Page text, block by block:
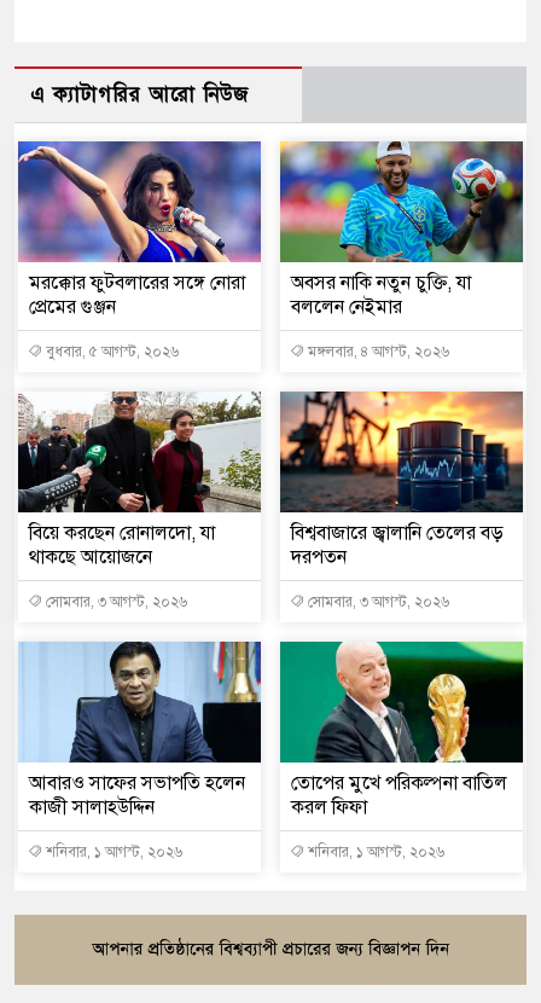
এ ক্যাটাগরির আরো নিউজ
মরক্কোর ফুটবলারের সঙ্গে নোরা
প্রেমের গুঞ্জন
বুধবার, ৫ আগস্ট, ২০২৬
অবসর নাকি নতুন চুক্তি, যা
বললেন নেইমার
মঙ্গলবার, ৪ আগস্ট, ২০২৬
বিয়ে করছেন রোনালদো, যা
থাকছে আয়োজনে
সোমবার, ৩ আগস্ট, ২০২৬
বিশ্ববাজারে জ্বালানি তেলের বড়
দরপতন
সোমবার, ৩ আগস্ট, ২০২৬
আবারও সাফের সভাপতি হলেন
কাজী সালাহউদ্দিন
শনিবার, ১ আগস্ট, ২০২৬
তোপের মুখে পরিকল্পনা বাতিল
করল ফিফা
শনিবার, ১ আগস্ট, ২০২৬